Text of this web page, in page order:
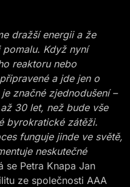
dražší energii a že
Když nyní
reaktoru nebo
a jde jen o
značné zjednodušení –
30 let, než bude vše
byrokratické zátěži.
funguje jinde ve světě,
neskutečné
se Petra Knapa Jan
ze společnosti AAA